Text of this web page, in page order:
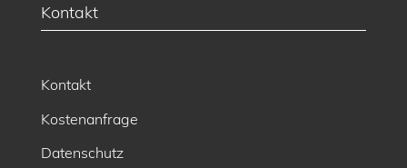
Kontakt
Kontakt
Kostenanfrage
Datenschutz